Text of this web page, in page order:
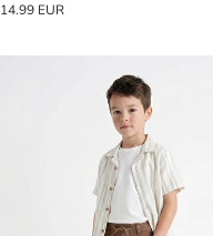
14.99 EUR